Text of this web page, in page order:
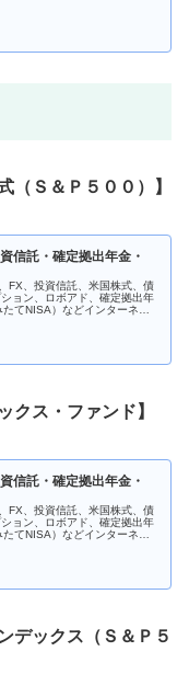
Ｓ＆Ｐ５００）】
信託・確定拠出年金・
FX、投資信託、米国株式、債
ョン、ロボアド、確定拠出年
てNISA）などインターネッ
クス・ファンド】
信託・確定拠出年金・
FX、投資信託、米国株式、債
ョン、ロボアド、確定拠出年
てNISA）などインターネッ
デックス（Ｓ＆Ｐ５